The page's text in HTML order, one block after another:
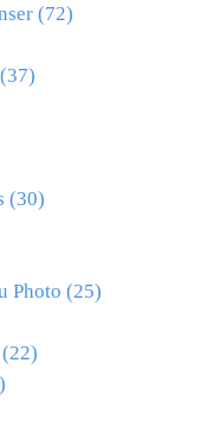
(72)
(37)
(30)
Photo (25)
(22)